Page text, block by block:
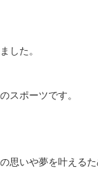
した。
スポーツです。
いや夢を叶える